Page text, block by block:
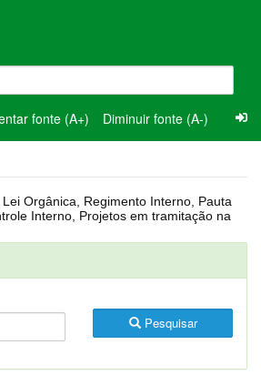
fonte (A+) Diminuir fonte (A-)
Pesquisar